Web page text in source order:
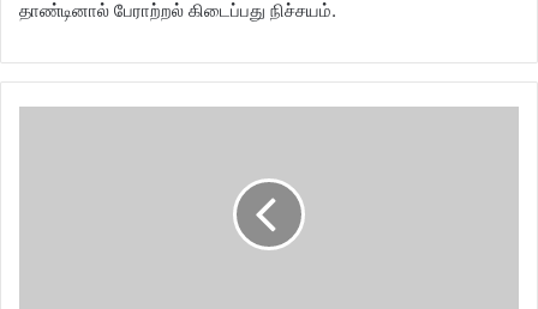
தாண்டினால் பேராற்றல் கிடைப்பது நிச்சயம்.